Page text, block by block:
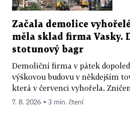
Začala demolice
měla sklad firma Vasky.
stotunový bagr
Demoliční firma v pátek
výškovou budovu v někdejším
která v červenci vyhořela.
7. 8. 2026 ▪ 3 min. čtení